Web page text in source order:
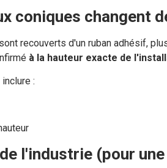
coniques changent
recouverts d'un ruban adhésif,
à la hauteur exacte de
:
l'industrie (pour